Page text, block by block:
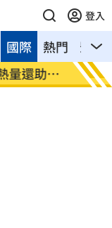
登入
熱門 影音
國際
量還助排
摯友
哭！